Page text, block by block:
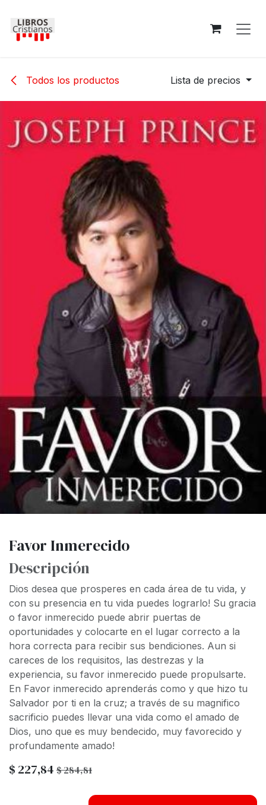
Todos los productos Lista de precios
Favor Inmerecido
Descripción
Dios desea que prosperes en cada área de tu vida, y
con su presencia en tu vida puedes lograrlo! Su gracia
o favor inmerecido puede abrir puertas de
oportunidades y colocarte en el lugar correcto a la
hora correcta para recibir sus bendiciones. Aun si
careces de los requisitos, las destrezas y la
experiencia, su favor inmerecido puede propulsarte.
En Favor inmerecido aprenderás como y que hizo tu
Salvador por ti en la cruz; a través de su magnifico
sacrificio puedes llevar una vida como el amado de
Dios, uno que es muy bendecido, muy favorecido y
profundamente amado!
$ 227,84 $284,81